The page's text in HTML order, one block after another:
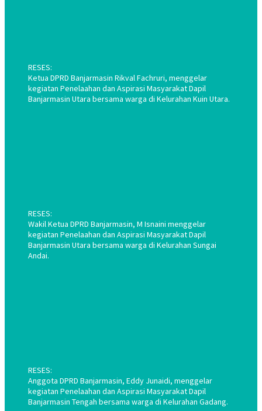
RESES:
Ketua DPRD Banjarmasin Rikval Fachruri, menggelar
kegiatan Penelaahan dan Aspirasi Masyarakat Dapil
Banjarmasin Utara bersama warga di Kelurahan Kuin Utara.
RESES:
Wakil Ketua DPRD Banjarmasin, M Isnaini menggelar
kegiatan Penelaahan dan Aspirasi Masyarakat Dapil
Banjarmasin Utara bersama warga di Kelurahan Sungai
Andai.
RESES:
Anggota DPRD Banjarmasin, Eddy Junaidi, menggelar
kegiatan Penelaahan dan Aspirasi Masyarakat Dapil
Banjarmasin Tengah bersama warga di Kelurahan Gadang.